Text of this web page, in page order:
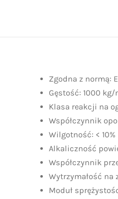
Zgodna z normą:
Gęstość: 1000 kg/
Klasa reakcji na
Współczynnik
Wilgotność: < 10%
Alkaliczność
Współczynnik
Wytrzymałość na
Moduł